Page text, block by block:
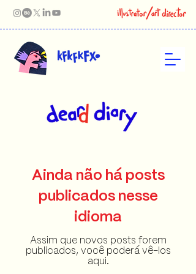
Ainda não há posts
publicados nesse
idioma
Assim que novos posts forem
publicados, você poderá vê-los
aqui.